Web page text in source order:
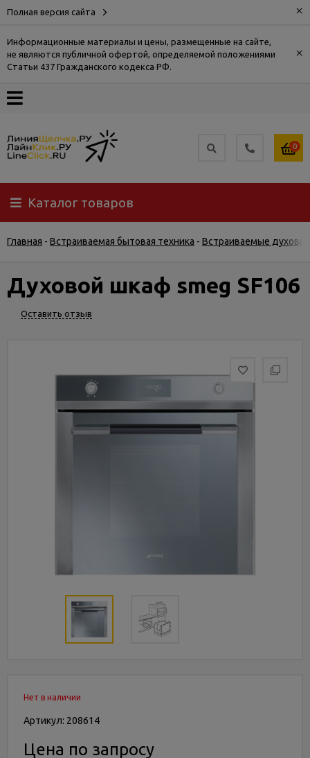
Полная версия сайта ×
Информационные материалы и цены, размещенные на сайте,
не являются публичной офертой, определяемой положениями
Статьи 437 Гражданского кодекса РФ.
×
О
Доставка
Самовывоз
Гарантия
Услуги
0
Каталог товаров
Главная - Встраиваемая бытовая техника - Встраиваемые
Духовой шкаф smeg SF106
Оставить отзыв
Нет в наличии
Артикул: 208614
Цена по запросу